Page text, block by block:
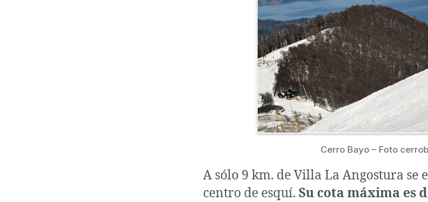
Cerro Bayo – Foto
A sólo 9 km. de Villa La Angostura se
centro de esquí. Su cota máxima es